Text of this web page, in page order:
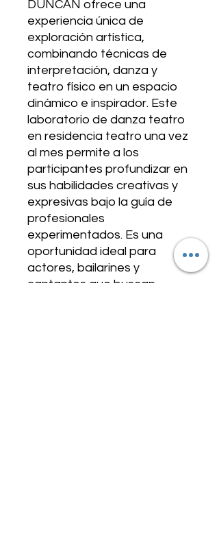
DUNCAN ofrece una
experiencia única de
exploración artística,
combinando técnicas de
interpretación, danza y
teatro físico en un espacio
dinámico e inspirador. Este
laboratorio de danza teatro
en residencia teatro una vez
al mes permite a los
participantes profundizar en
sus habilidades creativas y
expresivas bajo la guía de
profesionales
experimentados. Es una
oportunidad ideal para
actores, bailarines y
cantantes que buscan